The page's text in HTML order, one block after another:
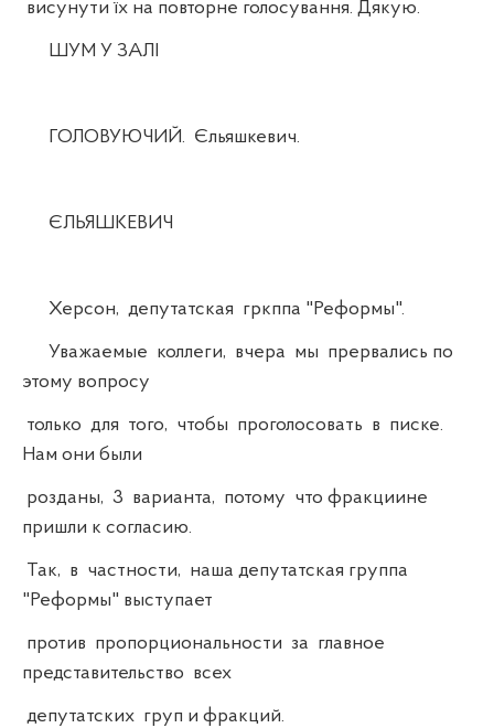
висунути їх на повторне голосування. Дякую.
ШУМ У ЗАЛІ
ГОЛОВУЮЧИЙ. Єльяшкевич.
ЄЛЬЯШКЕВИЧ
Херсон, депутатская гркппа "Реформы".
Уважаемые коллеги, вчера мы прервались по
этому вопросу
только для того, чтобы проголосовать в писке.
Нам они были
розданы, 3 варианта, потому что фракциине
пришли к согласию.
Так, в частности, наша депутатская группа
"Реформы" выступает
против пропорциональности за главное
представительство всех
депутатских груп и фракций.